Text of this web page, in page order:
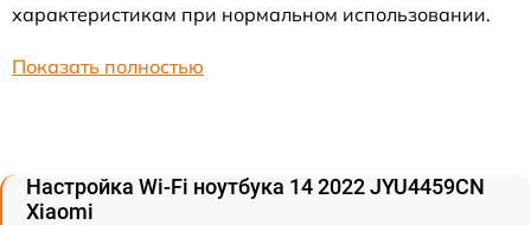
характеристикам при нормальном использовании.
Показать полностью
Настройка Wi-Fi ноутбука 14 2022 JYU4459CN
Xiaomi